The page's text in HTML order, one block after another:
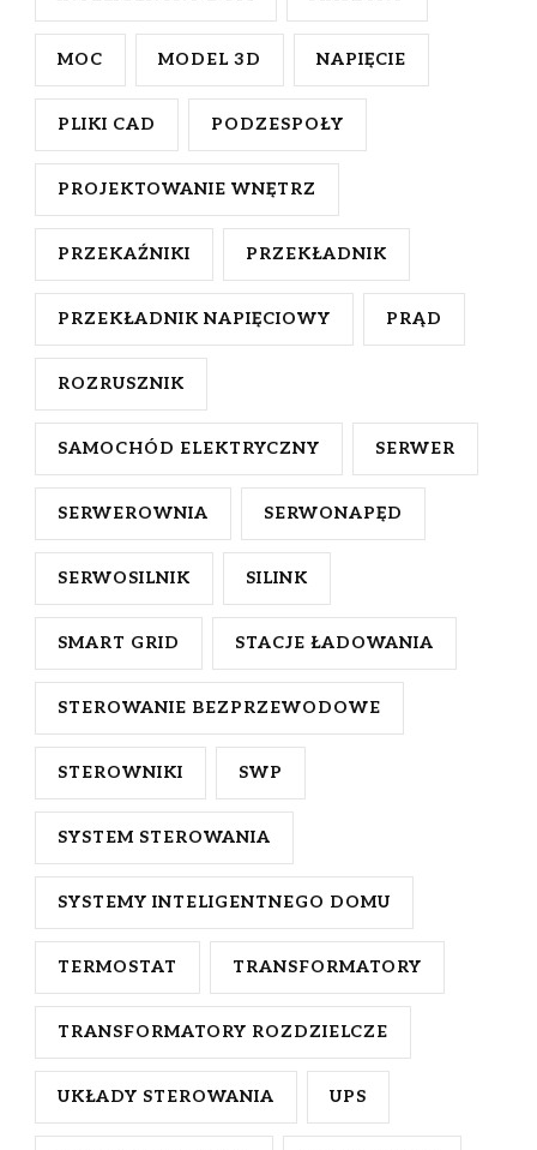
MOC MODEL 3D NAPIĘCIE
PLIKI CAD PODZESPOŁY
PROJEKTOWANIE WNĘTRZ
PRZEKAŹNIKI PRZEKŁADNIK
PRZEKŁADNIK NAPIĘCIOWY PRĄD
ROZRUSZNIK
SAMOCHÓD ELEKTRYCZNY SERWER
SERWEROWNIA SERWONAPĘD
SERWOSILNIK SILINK
SMART GRID STACJE ŁADOWANIA
STEROWANIE BEZPRZEWODOWE
STEROWNIKI SWP
SYSTEM STEROWANIA
SYSTEMY INTELIGENTNEGO DOMU
TERMOSTAT TRANSFORMATORY
TRANSFORMATORY ROZDZIELCZE
UKŁADY STEROWANIA UPS